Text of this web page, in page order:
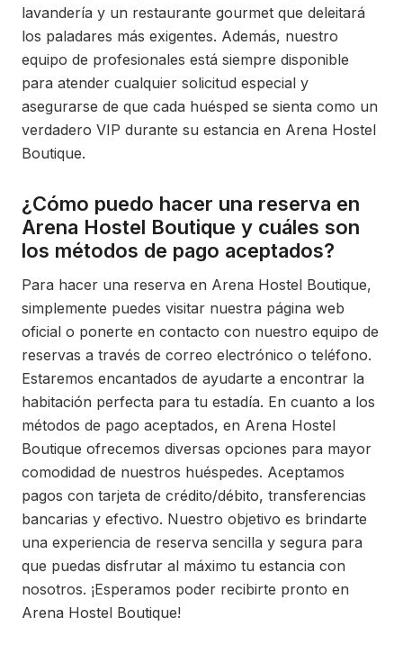
lavandería y un restaurante gourmet que deleitará
los paladares más exigentes. Además, nuestro
equipo de profesionales está siempre disponible
para atender cualquier solicitud especial y
asegurarse de que cada huésped se sienta como un
verdadero VIP durante su estancia en Arena Hostel
Boutique.
¿Cómo puedo hacer una reserva en
Arena Hostel Boutique y cuáles son
los métodos de pago aceptados?
Para hacer una reserva en Arena Hostel Boutique,
simplemente puedes visitar nuestra página web
oficial o ponerte en contacto con nuestro equipo de
reservas a través de correo electrónico o teléfono.
Estaremos encantados de ayudarte a encontrar la
habitación perfecta para tu estadía. En cuanto a los
métodos de pago aceptados, en Arena Hostel
Boutique ofrecemos diversas opciones para mayor
comodidad de nuestros huéspedes. Aceptamos
pagos con tarjeta de crédito/débito, transferencias
bancarias y efectivo. Nuestro objetivo es brindarte
una experiencia de reserva sencilla y segura para
que puedas disfrutar al máximo tu estancia con
nosotros. ¡Esperamos poder recibirte pronto en
Arena Hostel Boutique!